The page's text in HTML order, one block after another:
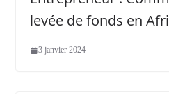
levée de fonds en
3 janvier 2024